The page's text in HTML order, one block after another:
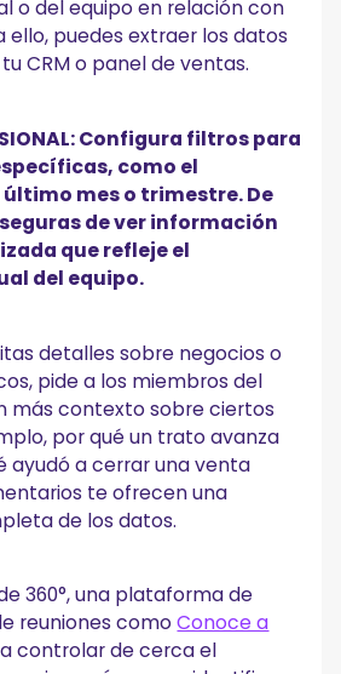
o del equipo en relación con
ello, puedes extraer los datos
CRM o panel de ventas.
Configura filtros para
como el
mes o trimestre. De
de ver información
que refleje el
del equipo.
detalles sobre negocios o
pide a los miembros del
más contexto sobre ciertos
por qué un trato avanza
ayudó a cerrar una venta
te ofrecen una
de los datos.
360°, una plataforma de
reuniones comoConoce a
controlar de cerca el